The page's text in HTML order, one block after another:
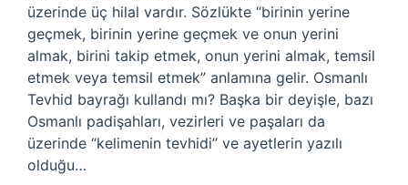
üzerinde üç hilal vardır. Sözlükte “birinin yerine
geçmek, birinin yerine geçmek ve onun yerini
almak, birini takip etmek, onun yerini almak, temsil
etmek veya temsil etmek” anlamına gelir. Osmanlı
Tevhid bayrağı kullandı mı? Başka bir deyişle, bazı
Osmanlı padişahları, vezirleri ve paşaları da
üzerinde “kelimenin tevhidi” ve ayetlerin yazılı
olduğu…